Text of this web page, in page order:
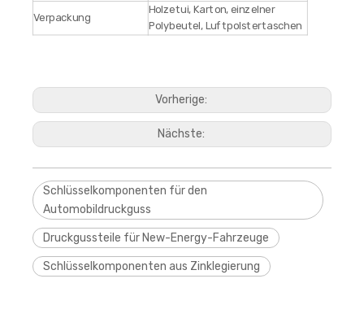
Verpackung
Holzetui, Karton, einzelner
Polybeutel, Luftpolstertaschen
Vorherige:
Nächste:
Schlüsselkomponenten für den
Automobildruckguss
Druckgussteile für New-Energy-Fahrzeuge
Schlüsselkomponenten aus Zinklegierung